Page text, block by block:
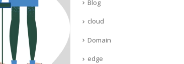
Blog
cloud
Domain
edge